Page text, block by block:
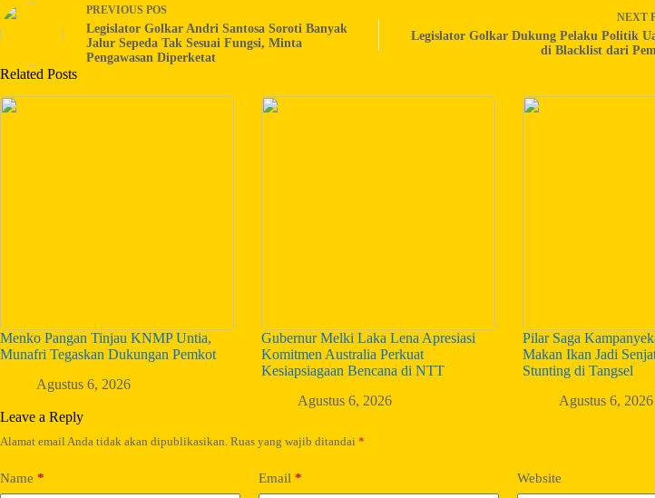
PREVIOUS POS
Legislator Golkar Andri Santosa Soroti Banyak
Jalur Sepeda Tak Sesuai Fungsi, Minta
Pengawasan Diperketat
NEXT
Legislator Golkar Dukung Pelaku Politik
di Blacklist dari
Related Posts
Menko Pangan Tinjau KNMP Untia,
Munafri Tegaskan Dukungan Pemkot
Agustus 6, 2026
Gubernur Melki Laka Lena Apresiasi
Komitmen Australia Perkuat
Kesiapsiagaan Bencana di NTT
Agustus 6, 2026
Pilar Saga
Makan Ikan Jadi
Stunting di Tangsel
Agustus 6, 2026
Leave a Reply
Alamat email Anda tidak akan dipublikasikan. Ruas yang wajib ditandai *
Name * Email * Website